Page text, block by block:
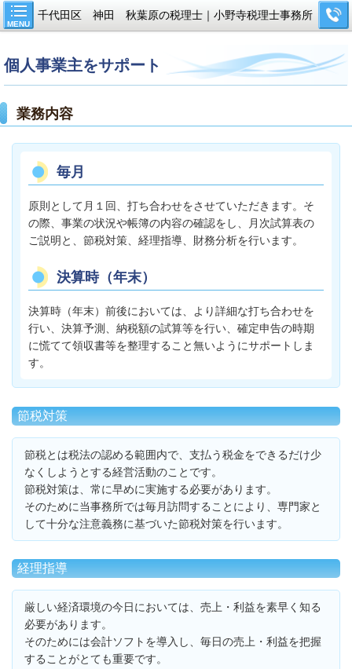
MENU
千代田区 神田 秋葉原の税理士｜小野寺税理士事務所
個人事業主をサポート
業務内容
毎月
原則として月１回、打ち合わせをさせていただきます。そ
の際、事業の状況や帳簿の内容の確認をし、月次試算表の
ご説明と、節税対策、経理指導、財務分析を行います。
決算時（年末）
決算時（年末）前後においては、より詳細な打ち合わせを
行い、決算予測、納税額の試算等を行い、確定申告の時期
に慌てて領収書等を整理すること無いようにサポートしま
す。
節税対策
節税とは税法の認める範囲内で、支払う税金をできるだけ少
なくしようとする経営活動のことです。
節税対策は、常に早めに実施する必要があります。
そのために当事務所では毎月訪問することにより、専門家と
して十分な注意義務に基づいた節税対策を行います。
経理指導
厳しい経済環境の今日においては、売上・利益を素早く知る
必要があります。
そのためには会計ソフトを導入し、毎日の売上・利益を把握
することがとても重要です。